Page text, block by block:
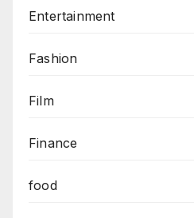
Entertainment
Fashion
Film
Finance
food